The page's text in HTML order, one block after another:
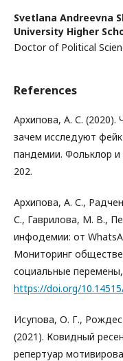
Svetlana Andreevna
University Higher
Doctor of Political
References
Архипова, А. С. (2020).
зачем исследуют
пандемии. Фольклор и
202.
Архипова, А. С.,
С., Гаврилова, М. В.,
инфодемии: от
Мониторинг
социальные
https://doi.org/
Исупова, О. Г.,
(2021). Ковидный
репертуар